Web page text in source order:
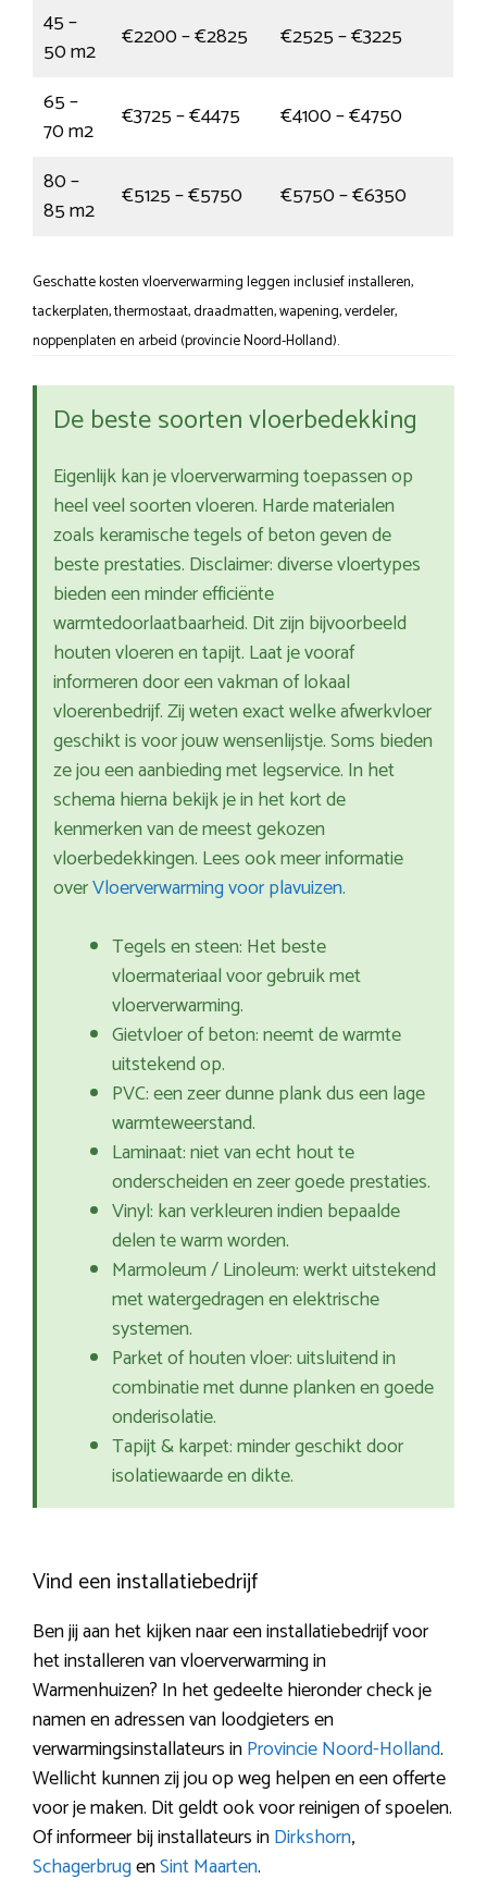
45 –
50 m2
€2200 – €2825
€2525 – €3225
65 –
70 m2
€3725 – €4475
€4100 – €4750
80 –
85 m2
€5125 – €5750 €5750 – €6350
Geschatte kosten vloerverwarming leggen inclusief installeren,
tackerplaten, thermostaat, draadmatten, wapening, verdeler,
noppenplaten en arbeid (provincie Noord-Holland).
De beste soorten vloerbedekking
Eigenlijk kan je vloerverwarming toepassen op
heel veel soorten vloeren. Harde materialen
zoals keramische tegels of beton geven de
beste prestaties. Disclaimer: diverse vloertypes
bieden een minder efficiënte
warmtedoorlaatbaarheid. Dit zijn bijvoorbeeld
houten vloeren en tapijt. Laat je vooraf
informeren door een vakman of lokaal
vloerenbedrijf. Zij weten exact welke afwerkvloer
geschikt is voor jouw wensenlijstje. Soms bieden
ze jou een aanbieding met legservice. In het
schema hierna bekijk je in het kort de
kenmerken van de meest gekozen
vloerbedekkingen. Lees ook meer informatie
overVloerverwarming voor plavuizen.
Tegels en steen: Het beste
vloermateriaal voor gebruik met
vloerverwarming.
Gietvloer of beton: neemt de warmte
uitstekend op.
PVC: een zeer dunne plank dus een lage
warmteweerstand.
Laminaat: niet van echt hout te
onderscheiden en zeer goede prestaties.
Vinyl: kan verkleuren indien bepaalde
delen te warm worden.
Marmoleum / Linoleum: werkt uitstekend
met watergedragen en elektrische
systemen.
Parket of houten vloer: uitsluitend in
combinatie met dunne planken en goede
onderisolatie.
Tapijt & karpet: minder geschikt door
isolatiewaarde en dikte.
Vind een installatiebedrijf
Ben jij aan het kijken naar een installatiebedrijf voor
het installeren van vloerverwarming in
Warmenhuizen? In het gedeelte hieronder check je
namen en adressen van loodgieters en
verwarmingsinstallateurs inProvincie Noord-Holland.
Wellicht kunnen zij jou op weg helpen en een offerte
voor je maken. Dit geldt ook voor reinigen of spoelen.
Of informeer bij installateurs inDirkshorn,
SchagerbrugenSint Maarten.